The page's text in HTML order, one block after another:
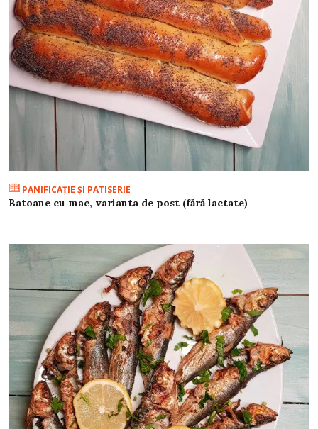
PANIFICAŢIE ŞI PATISERIE
Batoane cu mac, varianta de post (fără lactate)